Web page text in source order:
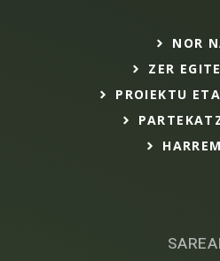
NOR
ZER
PROIEKTU